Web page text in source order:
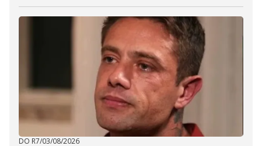
DO R7/03/08/2026